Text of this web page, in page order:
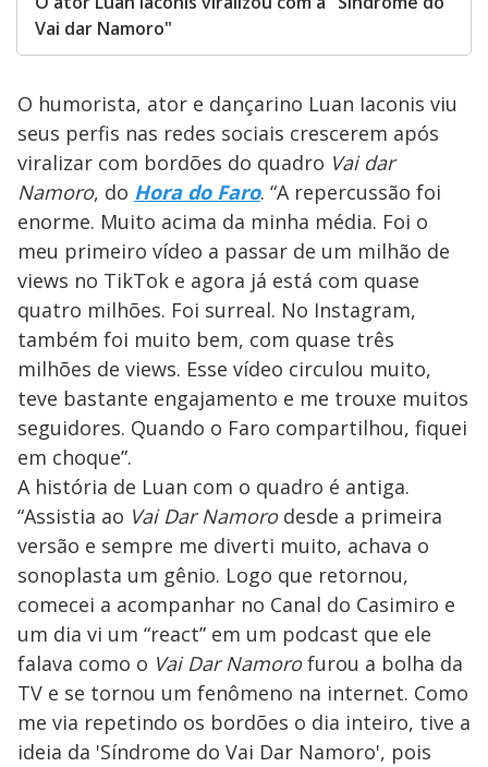
Vai dar Namoro"
O humorista, ator e dançarino Luan Iaconis viu
seus perfis nas redes sociais crescerem após
viralizar com bordões do quadro Vai dar
Namoro, do Hora do Faro. “A repercussão foi
enorme. Muito acima da minha média. Foi o
meu primeiro vídeo a passar de um milhão de
views no TikTok e agora já está com quase
quatro milhões. Foi surreal. No Instagram,
também foi muito bem, com quase três
milhões de views. Esse vídeo circulou muito,
teve bastante engajamento e me trouxe muitos
seguidores. Quando o Faro compartilhou, fiquei
em choque”.
A história de Luan com o quadro é antiga.
“Assistia ao Vai Dar Namorodesde a primeira
versão e sempre me diverti muito, achava o
sonoplasta um gênio. Logo que retornou,
comecei a acompanhar no Canal do Casimiro e
um dia vi um “react” em um podcast que ele
falava como o Vai Dar Namorofurou a bolha da
TV e se tornou um fenômeno na internet. Como
me via repetindo os bordões o dia inteiro, tive a
ideia da 'Síndrome do Vai Dar Namoro', pois